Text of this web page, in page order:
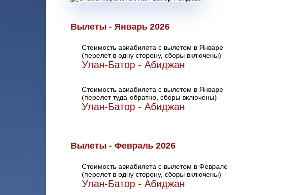
Вылеты - Январь 2026
Стоимость авиабилета с вылетом в Январе
(перелет в одну сторону, сборы включены)
Улан-Батор - Абиджан
Стоимость авиабилета с вылетом в Январе
(перелет туда-обратно, сборы включены)
Улан-Батор - Абиджан
Вылеты - Февраль 2026
Стоимость авиабилета с вылетом в Феврале
(перелет в одну сторону, сборы включены)
Улан-Батор - Абиджан